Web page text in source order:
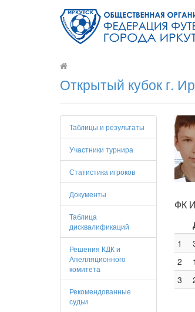
Открытый кубок г.
Таблицы и результаты
Участники турнира
Статистика игроков
Документы
Таблица
дисквалификаций
Решения КДК и
Апелляционного
комитета
Рекомендованные
судьи
ФК
1
2
3